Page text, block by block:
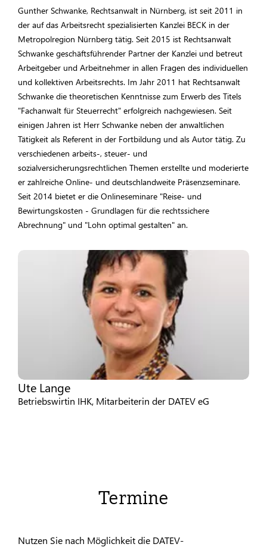
Gunther Schwanke, Rechtsanwalt in Nürnberg, ist seit 2011 in
der auf das Arbeitsrecht spezialisierten Kanzlei BECK in der
Metropolregion Nürnberg tätig. Seit 2015 ist Rechtsanwalt
Schwanke geschäftsführender Partner der Kanzlei und betreut
Arbeitgeber und Arbeitnehmer in allen Fragen des individuellen
und kollektiven Arbeitsrechts. Im Jahr 2011 hat Rechtsanwalt
Schwanke die theoretischen Kenntnisse zum Erwerb des Titels
"Fachanwalt für Steuerrecht" erfolgreich nachgewiesen. Seit
einigen Jahren ist Herr Schwanke neben der anwaltlichen
Tätigkeit als Referent in der Fortbildung und als Autor tätig. Zu
verschiedenen arbeits-, steuer- und
sozialversicherungsrechtlichen Themen erstellte und moderierte
er zahlreiche Online- und deutschlandweite Präsenzseminare.
Seit 2014 bietet er die Onlineseminare "Reise- und
Bewirtungskosten - Grundlagen für die rechtssichere
Abrechnung" und "Lohn optimal gestalten" an.
Ute Lange
Betriebswirtin IHK, Mitarbeiterin der DATEV eG
Termine
Nutzen Sie nach Möglichkeit die DATEV-